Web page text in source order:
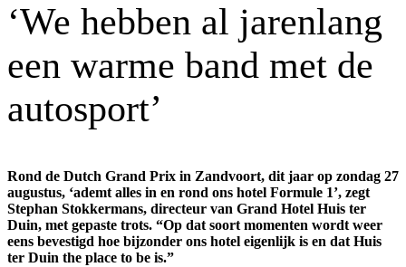
‘We hebben al jarenlang
een warme band met de
autosport’
Rond de Dutch Grand Prix in Zandvoort, dit jaar op zondag 27
augustus, ‘ademt alles in en rond ons hotel Formule 1’, zegt
Stephan Stokkermans, directeur van Grand Hotel Huis ter
Duin, met gepaste trots. “Op dat soort momenten wordt weer
eens bevestigd hoe bijzonder ons hotel eigenlijk is en dat Huis
ter Duin the place to be is.”